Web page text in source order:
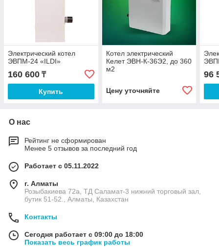
Электрический котел
ЭВПМ-24 «ILDI»
160 600 ₸
Купить
Котел электрический
Келет ЭВН-К-36Э2, до 360
м2
Цену уточняйте
96
О нас
Рейтинг не сформирован
Менее 5 отзывов за последний год
Работает с 05.11.2022
г. Алматы
Розыбакиева 72а, ТД Саламат-3 нижний торговый зал,
бутик 51-52., Алматы, Казахстан
Контакты
Сегодня работает с 09:00 до 18:00
Показать весь график работы